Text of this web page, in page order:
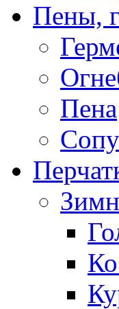
Пены,
Пена